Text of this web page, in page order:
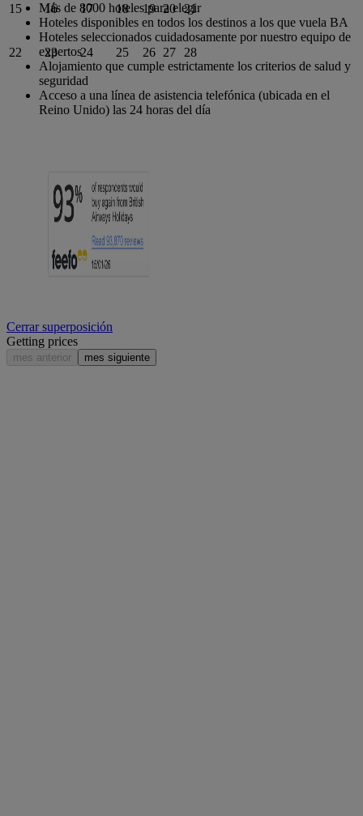
15 16 17 18 19 20 21
22 23 24 25 26 27 28
Más de 8000 hoteles para elegir
Hoteles disponibles en todos los destinos a los que vuela BA
Hoteles seleccionados cuidadosamente por nuestro equipo de
expertos
Alojamiento que cumple estrictamente los criterios de salud y
seguridad
Acceso a una línea de asistencia telefónica (ubicada en el
Reino Unido) las 24 horas del día
Cerrar superposición
Getting prices
mes anterior mes siguiente